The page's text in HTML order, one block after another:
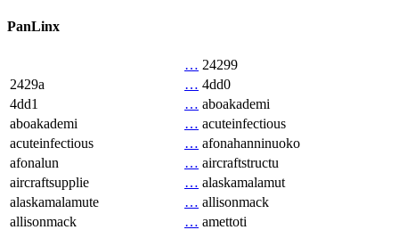
PanLinx
… 24299
2429a
… 4dd0
4dd1
… aboakademi
aboakademi
… acuteinfectious
acuteinfectious
… afonahanninuoko
afonalun
… aircraftstructu
aircraftsupplie
… alaskamalamut
alaskamalamute
… allisonmack
allisonmack
… amettoti